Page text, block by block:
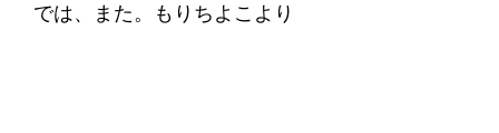
では、また。もりちよこより